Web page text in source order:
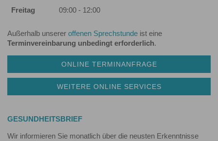
Freitag 09:00 - 12:00
Außerhalb unserer offenen Sprechstunde ist eine
Terminvereinbarung unbedingt erforderlich.
ONLINE TERMINANFRAGE
WEITERE ONLINE SERVICES
GESUNDHEITSBRIEF
Wir informieren Sie monatlich über die neusten Erkenntnisse